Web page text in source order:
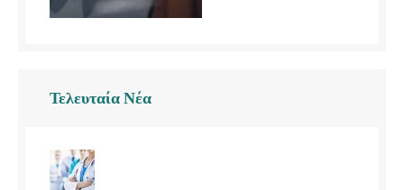
Τελευταία Νέα